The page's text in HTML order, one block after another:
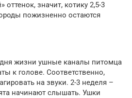
оттенок, значит, котику 2,5-3
пожизненно остаются
жизни ушные каналы питомца
к голове. Соответственно,
на звуки. 2-3 неделя –
начинают слышать. Ушки